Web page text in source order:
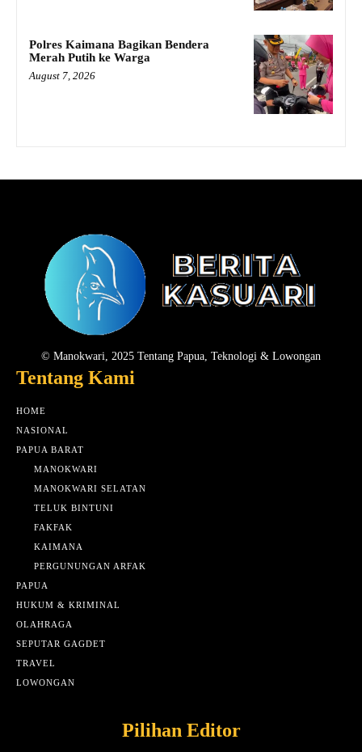
Polres Kaimana Bagikan Bendera
Merah Putih ke Warga
August 7, 2026
© Manokwari, 2025 Tentang Papua, Teknologi & Lowongan
Tentang Kami
HOME
NASIONAL
PAPUA BARAT
MANOKWARI
MANOKWARI SELATAN
TELUK BINTUNI
FAKFAK
KAIMANA
PERGUNUNGAN ARFAK
PAPUA
HUKUM & KRIMINAL
OLAHRAGA
SEPUTAR GAGDET
TRAVEL
LOWONGAN
Pilihan Editor